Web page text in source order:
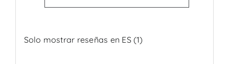
Solo mostrar reseñas en ES (1)